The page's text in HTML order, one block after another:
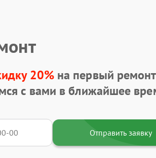
20%на первый
с вами в ближайшее
Отправить заявку